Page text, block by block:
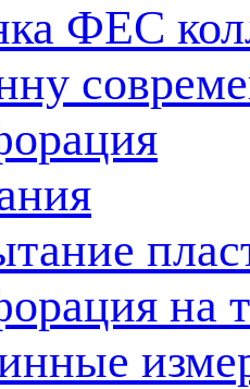
ФЕС
на